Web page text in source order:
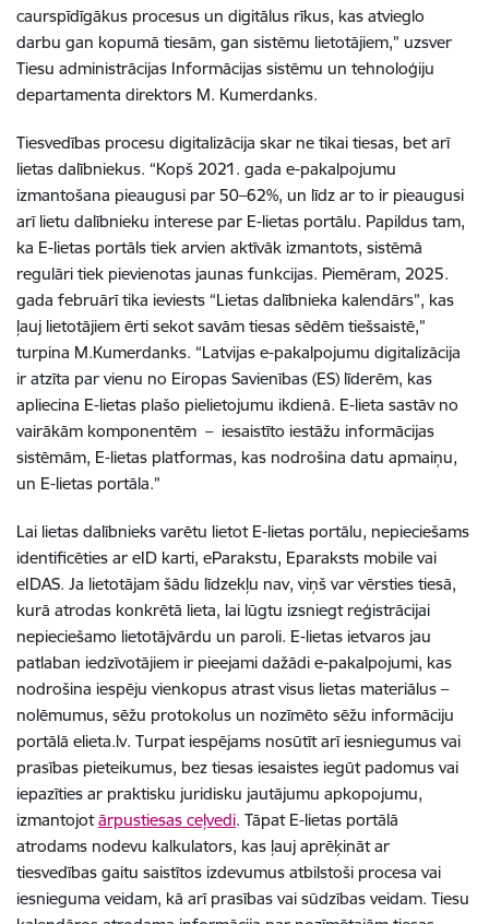
caurspīdīgākus procesus un digitālus rīkus, kas atvieglo
darbu gan kopumā tiesām, gan sistēmu lietotājiem,” uzsver
Tiesu administrācijas Informācijas sistēmu un tehnoloģiju
departamenta direktors M. Kumerdanks.
Tiesvedības procesu digitalizācija skar ne tikai tiesas, bet arī
lietas dalībniekus. “Kopš 2021. gada e-pakalpojumu
izmantošana pieaugusi par 50–62%, un līdz ar to ir pieaugusi
arī lietu dalībnieku interese par E-lietas portālu. Papildus tam,
ka E-lietas portāls tiek arvien aktīvāk izmantots, sistēmā
regulāri tiek pievienotas jaunas funkcijas. Piemēram, 2025.
gada februārī tika ieviests “Lietas dalībnieka kalendārs”, kas
ļauj lietotājiem ērti sekot savām tiesas sēdēm tiešsaistē,”
turpina M.Kumerdanks. “Latvijas e-pakalpojumu digitalizācija
ir atzīta par vienu no Eiropas Savienības (ES) līderēm, kas
apliecina E-lietas plašo pielietojumu ikdienā. E-lieta sastāv no
vairākām komponentēm – iesaistīto iestāžu informācijas
sistēmām, E-lietas platformas, kas nodrošina datu apmaiņu,
un E-lietas portāla.”
Lai lietas dalībnieks varētu lietot E-lietas portālu, nepieciešams
identificēties ar eID karti, eParakstu, Eparaksts mobile vai
eIDAS. Ja lietotājam šādu līdzekļu nav, viņš var vērsties tiesā,
kurā atrodas konkrētā lieta, lai lūgtu izsniegt reģistrācijai
nepieciešamo lietotājvārdu un paroli. E-lietas ietvaros jau
patlaban iedzīvotājiem ir pieejami dažādi e-pakalpojumi, kas
nodrošina iespēju vienkopus atrast visus lietas materiālus –
nolēmumus, sēžu protokolus un nozīmēto sēžu informāciju
portālā elieta.lv. Turpat iespējams nosūtīt arī iesniegumus vai
prasības pieteikumus, bez tiesas iesaistes iegūt padomus vai
iepazīties ar praktisku juridisku jautājumu apkopojumu,
izmantojotārpustiesas ceļvedi. Tāpat E-lietas portālā
atrodams nodevu kalkulators, kas ļauj aprēķināt ar
tiesvedības gaitu saistītos izdevumus atbilstoši procesa vai
iesnieguma veidam, kā arī prasības vai sūdzības veidam. Tiesu